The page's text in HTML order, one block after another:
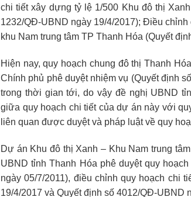
chi tiết xây dựng tỷ lệ 1/500 Khu đô thị
1232/QĐ-UBND ngày 19/4/2017); Điều
khu Nam trung tâm TP Thanh Hóa (Quyết
Hiện nay, quy hoạch chung đô thị Thanh
Chính phủ phê duyệt nhiệm vụ (Quyết định
trong thời gian tới, do vậy đề nghị UBND
giữa quy hoạch chi tiết của dự án này với
liên quan được duyệt và pháp luật về quy
Dự án Khu đô thị Xanh – Khu Nam trung
UBND tỉnh Thanh Hóa phê duyệt quy
ngày 05/7/2011), điều chỉnh quy hoạch chi
19/4/2017 và Quyết định số 4012/QĐ-UBND